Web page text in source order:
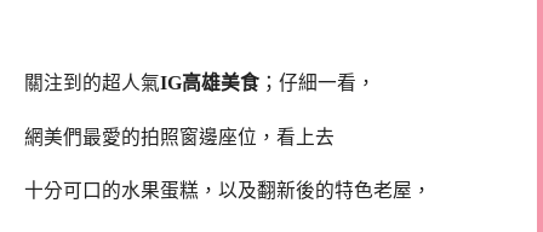
關注到的超人氣IG高雄美食 ；仔細一看，
網美們最愛的拍照窗邊座位，看上去
十分可口的水果蛋糕，以及翻新後的特色老屋，